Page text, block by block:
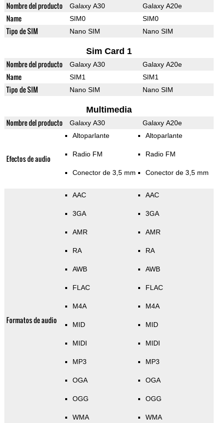
Nombre del producto Galaxy A30 Galaxy A20e
Name SIM0 SIM0
Tipo de SIM Nano SIM Nano SIM
Sim Card 1
Nombre del producto Galaxy A30 Galaxy A20e
Name SIM1 SIM1
Tipo de SIM Nano SIM Nano SIM
Multimedia
Nombre del producto Galaxy A30 Galaxy A20e
Efectos de audio
Altoparlante
Radio FM
Conector de 3,5 mm
Altoparlante
Radio FM
Conector de 3,5 mm
Formatos de audio
AAC
3GA
AMR
RA
AWB
FLAC
M4A
MID
MIDI
MP3
OGA
OGG
WMA
AAC
3GA
AMR
RA
AWB
FLAC
M4A
MID
MIDI
MP3
OGA
OGG
WMA